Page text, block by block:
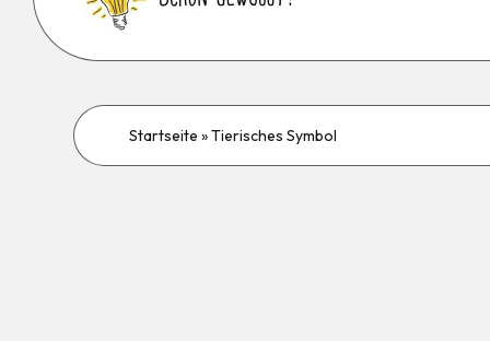
Startseite »Tierisches Symbol